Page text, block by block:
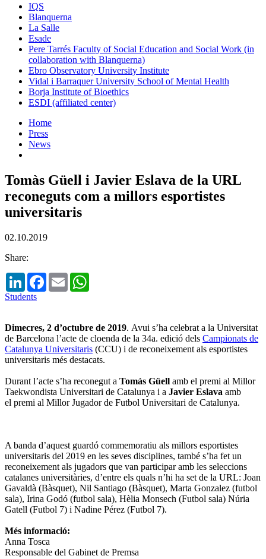
IQS
Blanquerna
La Salle
Esade
Pere Tarrés Faculty of Social Education and Social Work (in
collaboration with Blanquerna)
Ebro Observatory University Institute
Vidal i Barraquer University School of Mental Health
Borja Institute of Bioethics
ESDI (affiliated center)
Home
Press
News
Tomàs Güell i Javier Eslava de la URL
reconeguts com a millors esportistes
universitaris
02.10.2019
Share:
LinkedInFacebook
Email
Students
Dimecres, 2 d’octubre de 2019. Avui s’ha celebrat a la Universitat
de Barcelona l’acte de cloenda de la 34a. edició dels Campionats de
Catalunya Universitaris (CCU) i de reconeixement als esportistes
universitaris més destacats.
Durant l’acte s’ha reconegut a Tomàs Güell amb el premi al Millor
Taekwondista Universitari de Catalunya i a Javier Eslava amb
el premi al Millor Jugador de Futbol Universitari de Catalunya.
A banda d’aquest guardó commemoratiu als millors esportistes
universitaris del 2019 en les seves disciplines, també s’ha fet un
reconeixement als jugadors que van participar amb les seleccions
catalanes universitàries, d’entre els quals n’hi ha set de la URL: Joan
Gavaldà (Bàsquet), Nil Santiago (Bàsquet), Marta Gonzalez (futbol
sala), Irina Godó (futbol sala), Hèlia Monsech (Futbol sala) Núria
Gatell (Futbol 7) i Nadine Pérez (Futbol 7).
Més informació:
Anna Tosca
Responsable del Gabinet de Premsa